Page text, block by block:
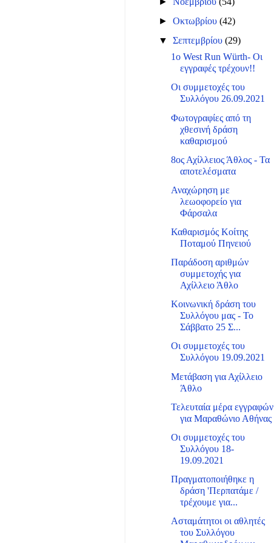
►Οκτωβρίου(42)
▼Σεπτεμβρίου(29)
1o West Run Würth- Οι
εγγραφές τρέχουν!!
Οι συμμετοχές του
Συλλόγου 26.09.2021
Φωτογραφίες από τη
χθεσινή δράση
καθαρισμού
8ος Αχίλλειος Άθλος - Τα
αποτελέσματα
Αναχώρηση με
λεωοφορείο για
Φάρσαλα
Καθαρισμός Κοίτης
Ποταμού Πηνειού
Παράδοση αριθμών
συμμετοχής για
Αχίλλειο Άθλο
Κοινωνική δράση του
Συλλόγου μας - Το
Σάββατο 25 Σ...
Οι συμμετοχές του
Συλλόγου 19.09.2021
Μετάβαση για Αχίλλειο
Άθλο
Τελευταία μέρα εγγραφών
για Μαραθώνιο Αθήνας
Οι συμμετοχές του
Συλλόγου 18-
19.09.2021
Πραγματοποιήθηκε η
δράση 'Περπατάμε /
τρέχουμε για...
Ασταμάτητοι οι αθλητές
του Συλλόγου